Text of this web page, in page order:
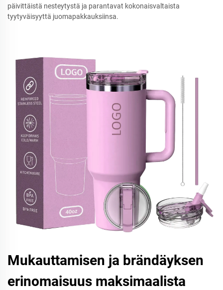
päivittäistä nesteytystä ja parantavat kokonaisvaltaista
tyytyväisyyttä juomapakkauksiinsa.
Mukauttamisen ja brändäyksen
erinomaisuus maksimaalista